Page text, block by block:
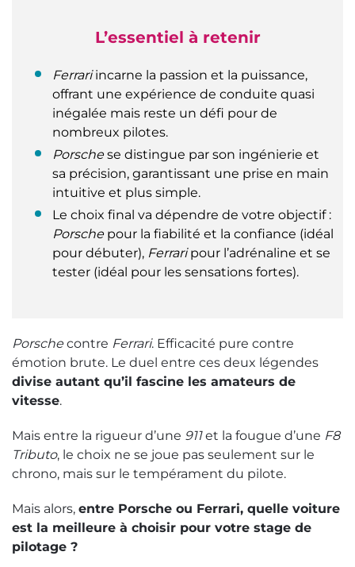
L’essentiel à retenir
Ferrariincarne la passion et la puissance,
offrant une expérience de conduite quasi
inégalée mais reste un défi pour de
nombreux pilotes.
Porschese distingue par son ingénierie et
sa précision, garantissant une prise en main
intuitive et plus simple.
Le choix final va dépendre de votre objectif :
Porschepour la fiabilité et la confiance (idéal
pour débuter), Ferraripour l’adrénaline et se
tester (idéal pour les sensations fortes).
Porsche contre Ferrari. Efficacité pure contre
émotion brute. Le duel entre ces deux légendes
divise autant qu’il fascine les amateurs de
vitesse.
Mais entre la rigueur d’une 911et la fougue d’une F8
Tributo, le choix ne se joue pas seulement sur le
chrono, mais sur le tempérament du pilote.
Mais alors, entre Porsche ou Ferrari, quelle voiture
est la meilleure à choisir pour votre stage de
pilotage ?